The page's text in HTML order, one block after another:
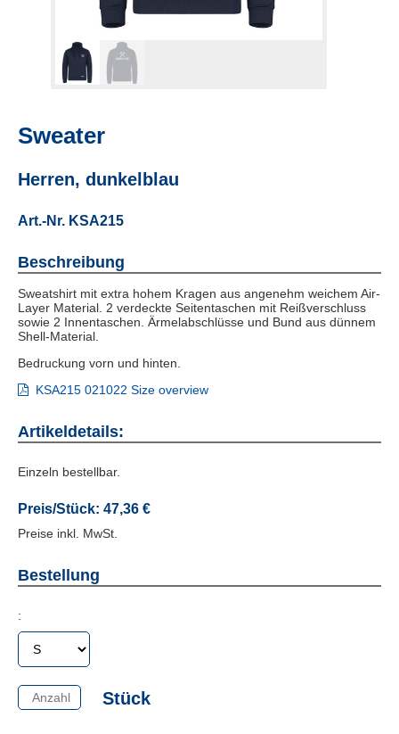
Sweater
Herren, dunkelblau
Art.-Nr. KSA215
Beschreibung
Sweatshirt mit extra hohem Kragen aus angenehm weichem Air-
Layer Material. 2 verdeckte Seitentaschen mit Reißverschluss
sowie 2 Innentaschen. Ärmelabschlüsse und Bund aus dünnem
Shell-Material.
Bedruckung vorn und hinten.
KSA215 021022 Size overview
Artikeldetails:
Einzeln bestellbar.
Preis/Stück: 47,36 €
Preise inkl. MwSt.
Bestellung
:
Stück